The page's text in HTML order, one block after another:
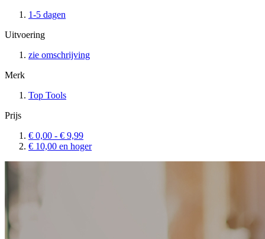
1-5 dagen
Uitvoering
zie omschrijving
Merk
Top Tools
Prijs
€ 0,00 - € 9,99
€ 10,00 en hoger